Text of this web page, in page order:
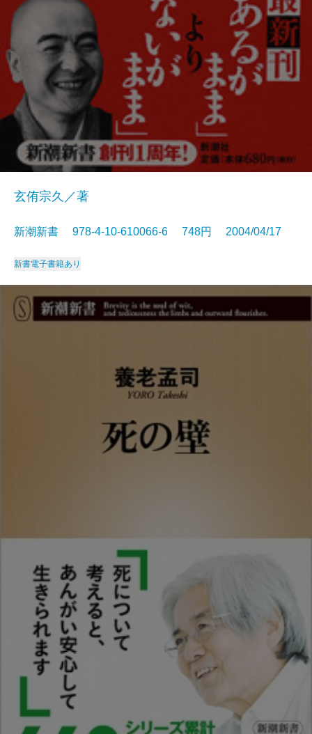
玄侑宗久／著
新潮新書 978-4-10-610066-6 748円 2004/04/17
新書電子書籍あり